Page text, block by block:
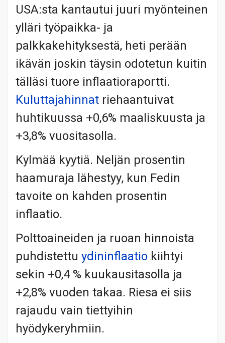
USA:sta kantautui juuri myönteinen
ylläri työpaikka- ja
palkkakehityksestä, heti perään
ikävän joskin täysin odotetun kuitin
tälläsi tuore inflaatioraportti.
Kuluttajahinnat riehaantuivat
huhtikuussa +0,6% maaliskuusta ja
+3,8% vuositasolla.
Kylmää kyytiä. Neljän prosentin
haamuraja lähestyy, kun Fedin
tavoite on kahden prosentin
inflaatio.
Polttoaineiden ja ruoan hinnoista
puhdistettu ydininflaatio kiihtyi
sekin +0,4 % kuukausitasolla ja
+2,8% vuoden takaa. Riesa ei siis
rajaudu vain tiettyihin
hyödykeryhmiin.